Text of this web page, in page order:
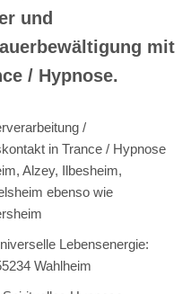
und
mit
/ Hypnose.
/
in Trance / Hypnose
Alzey, Ilbesheim,
ebenso wie
Lebensenergie:
Wahlheim